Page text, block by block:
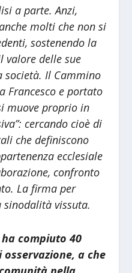
a parte. Anzi,
molti che non si
sostenendo la
valore delle sue
società. Il Cammino
Francesco e portato
muove proprio in
cercando cioè di
che definiscono
ecclesiale
confronto
La firma per
sinodalità vissuta.
compiuto 40
a che